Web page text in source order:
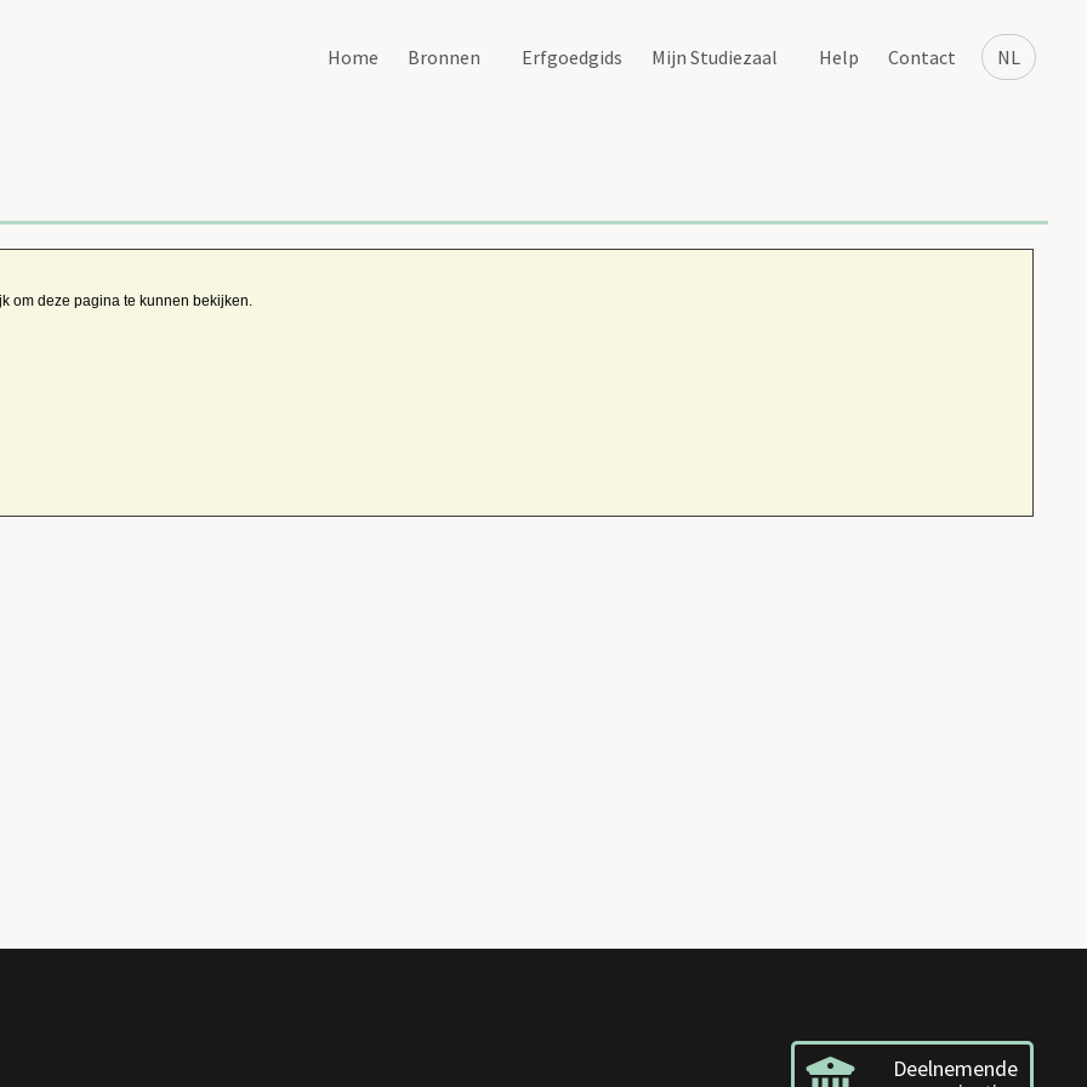
NL
Home Bronnen Erfgoedgids Mijn Studiezaal Help Contact
om deze pagina te kunnen bekijken.
Deelnemende